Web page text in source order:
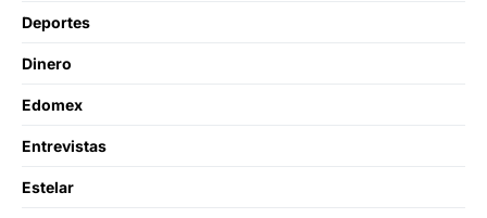
Deportes
Dinero
Edomex
Entrevistas
Estelar